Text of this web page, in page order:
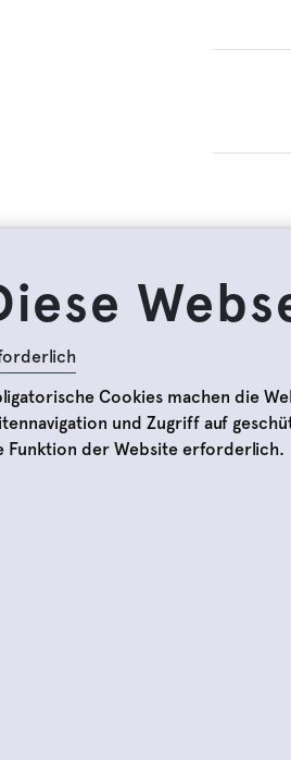
Cookies machen die
und Zugriff auf
Funktion der Website erforderlich.